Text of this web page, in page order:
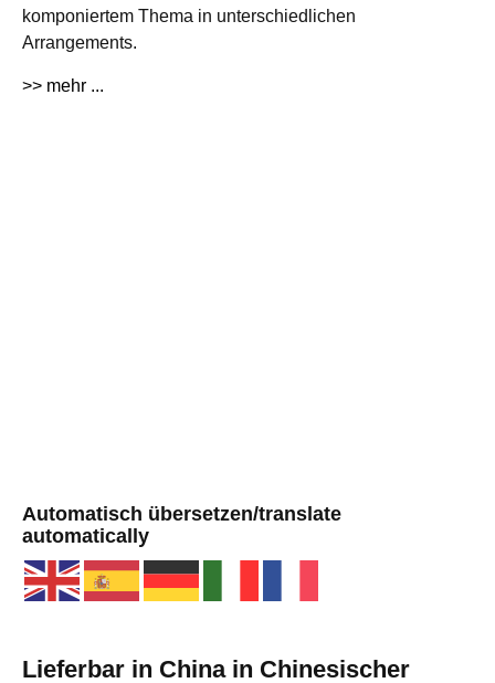
komponiertem Thema in unterschiedlichen
Arrangements.
>> mehr ...
Automatisch übersetzen/translate
automatically
Lieferbar in China in Chinesischer